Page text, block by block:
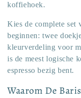
koffiehoek.
Kies de complete set
beginnen: twee
kleurverdeling voor
is de meest logische
espresso bezig bent.
Waarom De